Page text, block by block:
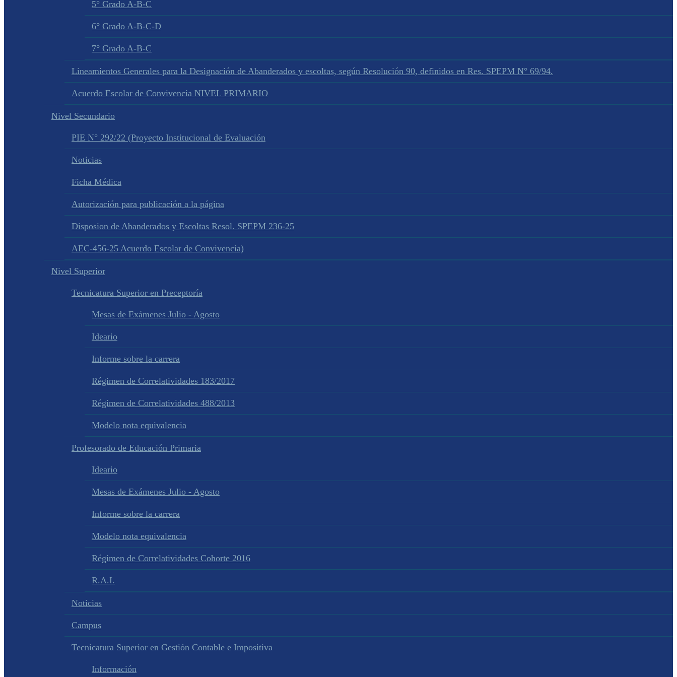
5° Grado A-B-C
6° Grado A-B-C-D
7° Grado A-B-C
Lineamientos Generales para la Designación de Abanderados y escoltas, según Resolución 90, definidos en Res. SPEPM N° 69/94.
Acuerdo Escolar de Convivencia NIVEL PRIMARIO
Nivel Secundario
PIE N° 292/22 (Proyecto Institucional de Evaluación
Noticias
Ficha Médica
Autorización para publicación a la página
Disposion de Abanderados y Escoltas Resol. SPEPM 236-25
AEC-456-25 Acuerdo Escolar de Convivencia)
Nivel Superior
Tecnicatura Superior en Preceptoría
Mesas de Exámenes Julio - Agosto
Ideario
Informe sobre la carrera
Régimen de Correlatividades 183/2017
Régimen de Correlatividades 488/2013
Modelo nota equivalencia
Profesorado de Educación Primaria
Ideario
Mesas de Exámenes Julio - Agosto
Informe sobre la carrera
Modelo nota equivalencia
Régimen de Correlatividades Cohorte 2016
R.A.I.
Noticias
Campus
Tecnicatura Superior en Gestión Contable e Impositiva
Información